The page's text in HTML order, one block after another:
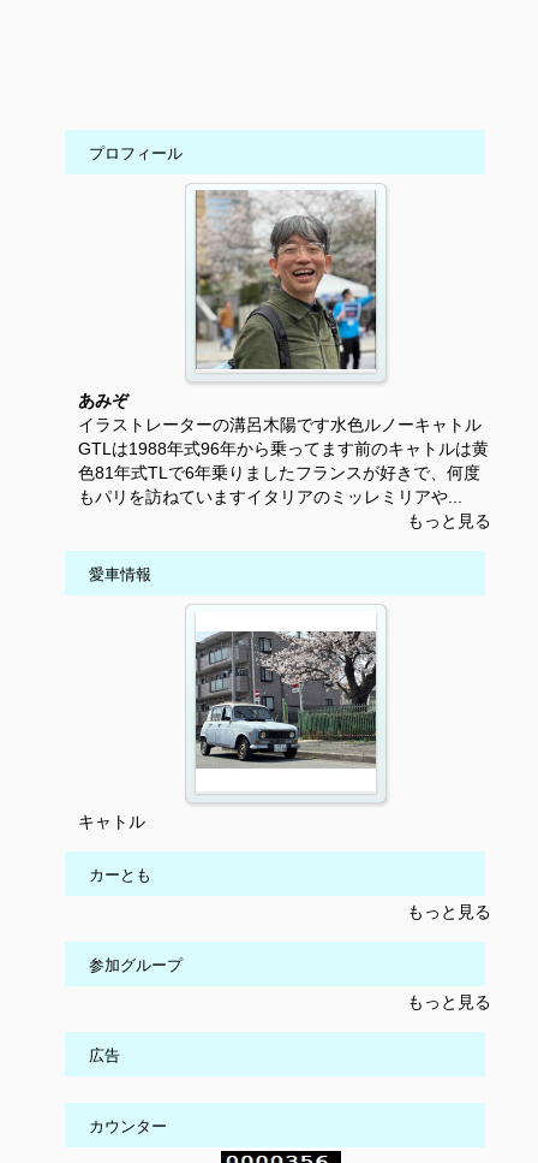
プロフィール
あみぞ
イラストレーターの溝呂木陽です水色ルノーキャトル
GTLは1988年式96年から乗ってます前のキャトルは黄
色81年式TLで6年乗りましたフランスが好きで、何度
もパリを訪ねていますイタリアのミッレミリアや...
もっと見る
愛車情報
キャトル
カーとも
もっと見る
参加グループ
もっと見る
広告
カウンター